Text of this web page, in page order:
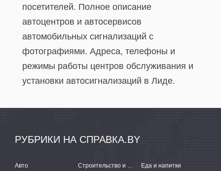
посетителей. Полное описание
автоцентров и автосервисов
автомобильных сигнализаций с
фотографиями. Адреса, телефоны и
режимы работы центров обслуживания и
установки автосигнализаций в Лиде.
РУБРИКИ НА СПРАВКА.BY
Авто Строительство и ремонт
Еда и напитки